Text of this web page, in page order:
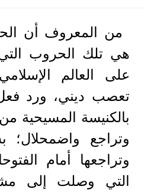
من المعروف أن
هي تلك الحروب التي
على العالم
تعصب ديني، ورد
بالكنيسة المسيحية
وتراجع واضمحلال؛
وتراجعها أمام
التي وصلت إلى